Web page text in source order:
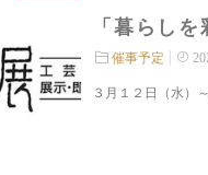
「暮らし
催事予定
３月１２日（水）